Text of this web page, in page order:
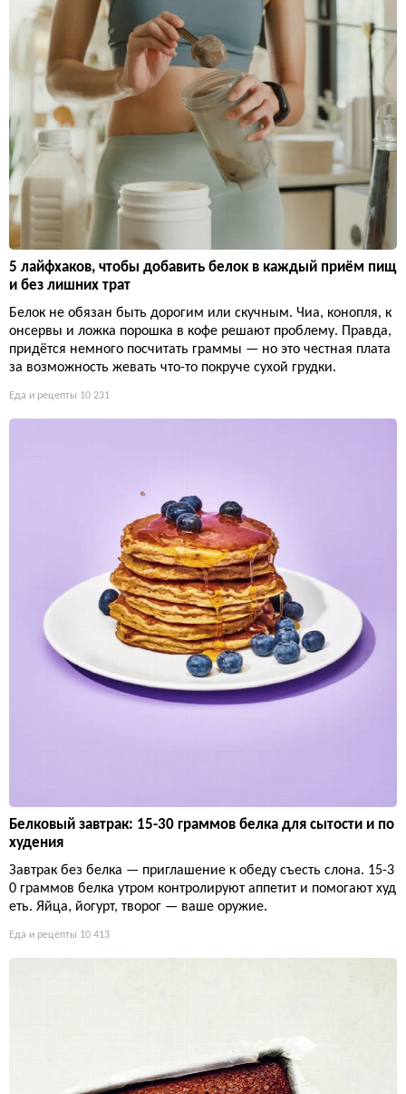
5 лайфхаков, чтобы добавить белок в каждый приём пищ
и без лишних трат
Белок не обязан быть дорогим или скучным. Чиа, конопля, к
онсервы и ложка порошка в кофе решают проблему. Правда,
придётся немного посчитать граммы — но это честная плата
за возможность жевать что-то покруче сухой грудки.
Еда и рецепты 10 231
Белковый завтрак: 15-30 граммов белка для сытости и по
худения
Завтрак без белка — приглашение к обеду съесть слона. 15-3
0 граммов белка утром контролируют аппетит и помогают худ
еть. Яйца, йогурт, творог — ваше оружие.
Еда и рецепты 10 413